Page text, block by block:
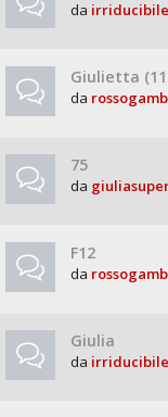
da irriducibile
Giulietta
da
75
da
F12
da
Giulia
da irriducibile